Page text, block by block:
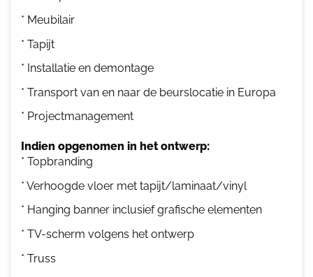
* Meubilair
* Tapijt
* Installatie en demontage
* Transport van en naar de beurslocatie in Europa
* Projectmanagement
Indien opgenomen in het ontwerp:
* Topbranding
* Verhoogde vloer met tapijt/laminaat/vinyl
* Hanging banner inclusief grafische elementen
* TV-scherm volgens het ontwerp
* Truss